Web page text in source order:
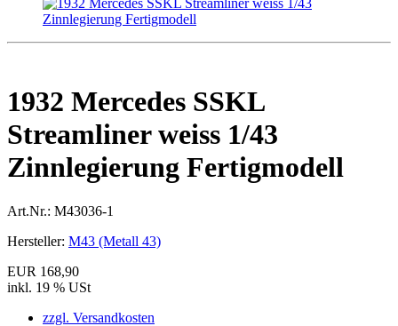
1932 Mercedes SSKL
Streamliner weiss 1/43
Zinnlegierung Fertigmodell
Art.Nr.: M43036-1
Hersteller: M43 (Metall 43)
EUR 168,90
inkl. 19 % USt
zzgl. Versandkosten